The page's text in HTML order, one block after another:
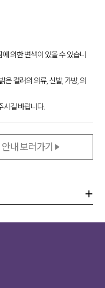
어지는
주세요!
치지 않고
트구요.
의한 변색이 있을 수 있습니
컬러의 의류, 신발, 가방, 의
시길 바랍니다.
내 보러가기